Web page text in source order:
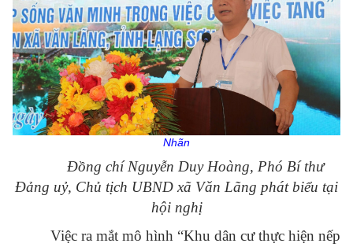
Nhãn
Đồng chí Nguyễn Duy Hoàng, Phó Bí thư
Đảng uỷ, Chủ tịch UBND xã Văn Lãng phát biểu tại
hội nghị
Việc ra mắt mô hình “Khu dân cư thực hiện nếp